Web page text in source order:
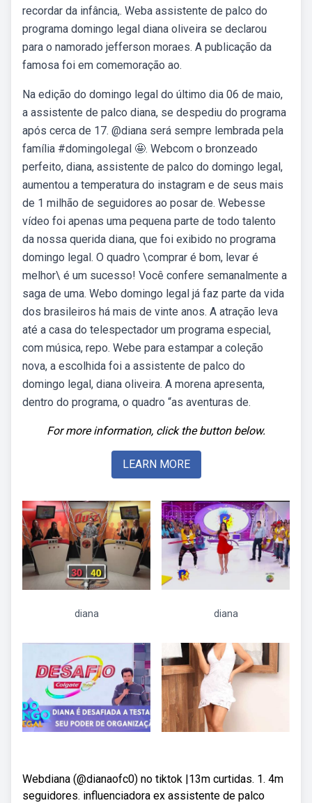
recordar da infância,. Weba assistente de palco do
programa domingo legal diana oliveira se declarou
para o namorado jefferson moraes. A publicação da
famosa foi em comemoração ao.
Na edição do domingo legal do último dia 06 de maio,
a assistente de palco diana, se despediu do programa
após cerca de 17. @diana será sempre lembrada pela
família #domingolegal 🤩. Webcom o bronzeado
perfeito, diana, assistente de palco do domingo legal,
aumentou a temperatura do instagram e de seus mais
de 1 milhão de seguidores ao posar de. Webesse
vídeo foi apenas uma pequena parte de todo talento
da nossa querida diana, que foi exibido no programa
domingo legal. O quadro \comprar é bom, levar é
melhor\ é um sucesso! Você confere semanalmente a
saga de uma. Webo domingo legal já faz parte da vida
dos brasileiros há mais de vinte anos. A atração leva
até a casa do telespectador um programa especial,
com música, repo. Webe para estampar a coleção
nova, a escolhida foi a assistente de palco do
domingo legal, diana oliveira. A morena apresenta,
dentro do programa, o quadro “as aventuras de.
For more information, click the button below.
LEARN MORE
diana diana
Webdiana (@dianaofc0) no tiktok |13m curtidas. 1. 4m
seguidores. influenciadora ex assistente de palco